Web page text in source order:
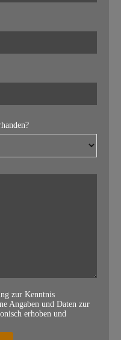
zur Kenntnis
Angaben und Daten zur
erhoben und